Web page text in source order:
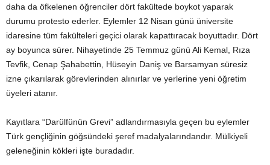
daha da öfkelenen öğrenciler dört fakültede boykot yaparak
durumu protesto ederler. Eylemler 12 Nisan günü üniversite
idaresine tüm fakülteleri geçici olarak kapattıracak boyuttadır. Dört
ay boyunca sürer. Nihayetinde 25 Temmuz günü Ali Kemal, Rıza
Tevfik, Cenap Şahabettin, Hüseyin Daniş ve Barsamyan süresiz
izne çıkarılarak görevlerinden alınırlar ve yerlerine yeni öğretim
üyeleri atanır.
Kayıtlara “Darülfünün Grevi” adlandırmasıyla geçen bu eylemler
Türk gençliğinin göğsündeki şeref madalyalarındandır. Mülkiyeli
geleneğinin kökleri işte buradadır.